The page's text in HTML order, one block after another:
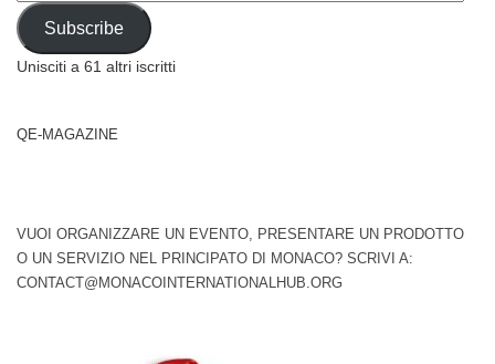
Address
Subscribe
Unisciti a 61 altri iscritti
QE-MAGAZINE
VUOI ORGANIZZARE UN EVENTO, PRESENTARE UN PRODOTTO
O UN SERVIZIO NEL PRINCIPATO DI MONACO? SCRIVI A:
CONTACT@MONACOINTERNATIONALHUB.ORG